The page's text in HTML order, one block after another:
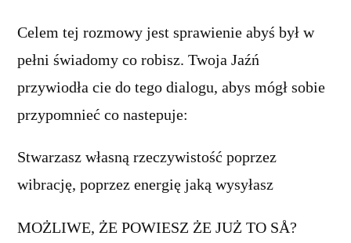
Celem tej rozmowy jest sprawienie abyś był w
pełni świadomy co robisz. Twoja Jaźń
przywiodła cie do tego dialogu, abys mógł sobie
przypomnieć co nastepuje:
Stwarzasz własną rzeczywistość poprzez
wibrację, poprzez energię jaką wysyłasz
MOŻLIWE, ŻE POWIESZ ŻE JUŻ TO SÅ?